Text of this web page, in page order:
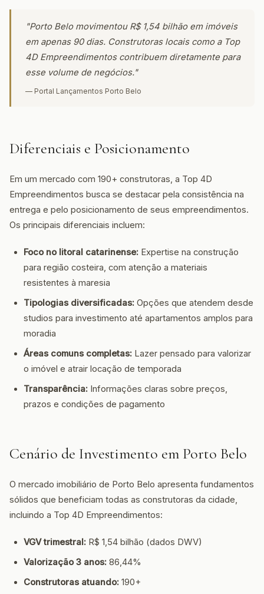
"Porto Belo movimentou R$ 1,54 bilhão em imóveis
em apenas 90 dias. Construtoras locais como a Top
4D Empreendimentos contribuem diretamente para
esse volume de negócios."
— Portal Lançamentos Porto Belo
Diferenciais e Posicionamento
Em um mercado com 190+ construtoras, a Top 4D
Empreendimentos busca se destacar pela consistência na
entrega e pelo posicionamento de seus empreendimentos.
Os principais diferenciais incluem:
Foco no litoral catarinense: Expertise na construção
para região costeira, com atenção a materiais
resistentes à maresia
Tipologias diversificadas: Opções que atendem desde
studios para investimento até apartamentos amplos para
moradia
Áreas comuns completas: Lazer pensado para valorizar
o imóvel e atrair locação de temporada
Transparência: Informações claras sobre preços,
prazos e condições de pagamento
Cenário de Investimento em Porto Belo
O mercado imobiliário de Porto Belo apresenta fundamentos
sólidos que beneficiam todas as construtoras da cidade,
incluindo a Top 4D Empreendimentos:
VGV trimestral: R$ 1,54 bilhão (dados DWV)
Valorização 3 anos: 86,44%
Construtoras atuando: 190+